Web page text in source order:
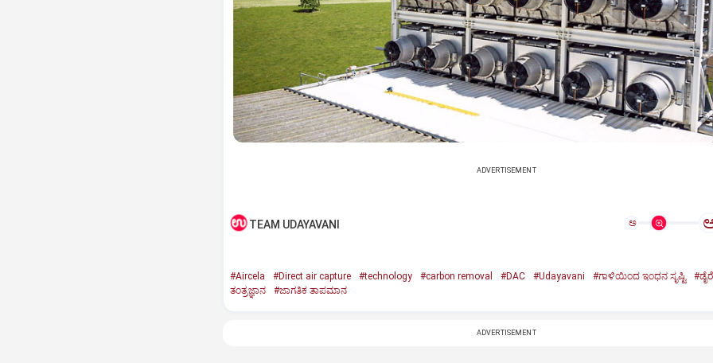
ADVERTISEMENT
TEAM UDAYAVANI ಅ
#Aircela #Direct air capture #technology #carbon removal #DAC #Udayavani #ಗಾಳಿಯಿಂದ ಇಂಧನ ಸೃಷ್ಟಿ
ತಂತ್ರಜ್ಞಾನ
#ಜಾಗತಿಕ ತಾಪಮಾನ
ADVERTISEMENT